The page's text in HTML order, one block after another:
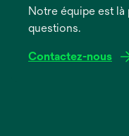
ongletNotre équipe est
questions.
Contactez-nous